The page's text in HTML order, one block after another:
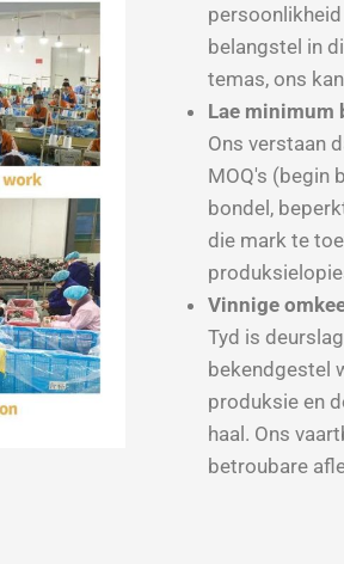
belangstel in
temas, ons
Lae minimum
Ons verstaan
MOQ's (begin
bondel,
die mark te
Vinnige
Tyd is
bekendgestel
produksie en
haal. Ons
betroubare